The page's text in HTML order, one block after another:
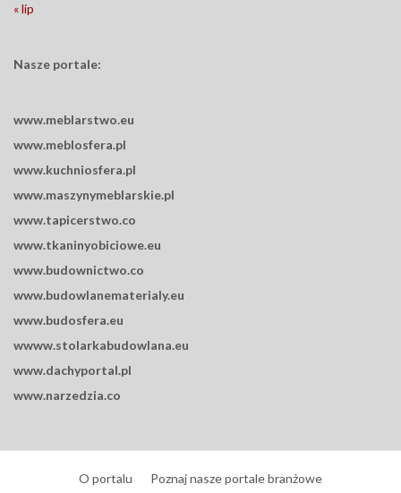
« lip
Nasze portale:
www.meblarstwo.eu
www.meblosfera.pl
www.kuchniosfera.pl
www.maszynymeblarskie.pl
www.tapicerstwo.co
www.tkaninyobiciowe.eu
www.budownictwo.co
www.budowlanematerialy.eu
www.budosfera.eu
wwww.stolarkabudowlana.eu
www.dachyportal.pl
www.narzedzia.co
O portalu Poznaj nasze portale branżowe